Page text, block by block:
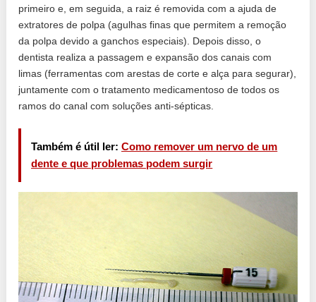
primeiro e, em seguida, a raiz é removida com a ajuda de
extratores de polpa (agulhas finas que permitem a remoção
da polpa devido a ganchos especiais). Depois disso, o
dentista realiza a passagem e expansão dos canais com
limas (ferramentas com arestas de corte e alça para segurar),
juntamente com o tratamento medicamentoso de todos os
ramos do canal com soluções anti-sépticas.
Também é útil ler:Como remover um nervo de um
dente e que problemas podem surgir